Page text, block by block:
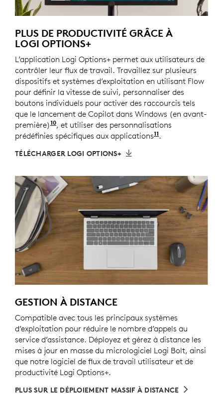
PLUS DE PRODUCTIVITÉ GRÂCE À
LOGI OPTIONS+
L’application Logi Options+ permet aux utilisateurs de
contrôler leur flux de travail. Travaillez sur plusieurs
dispositifs et systèmes d’exploitation en utilisant Flow
pour définir la vitesse de suivi, personnaliser des
boutons individuels pour activer des raccourcis tels
que le lancement de Copilot dans Windows (en avant-
première)10Copilot dans Windows (en avant-
, et utiliser des personnalisations
prédéfinies spécifiques aux applications11 Nécessite
.
TÉLÉCHARGER LOGI OPTIONS+
GESTION À DISTANCE
Compatible avec tous les principaux systèmes
d’exploitation pour réduire le nombre d’appels au
service d’assistance. Déployez et gérez à distance les
mises à jour en masse du micrologiciel Logi Bolt, ainsi
que notre logiciel de flux de travail utilisateur et de
productivité Logi Options+.
PLUS SUR LE DÉPLOIEMENT MASSIF À DISTANCE